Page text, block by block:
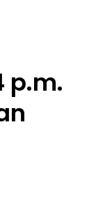
p.m.